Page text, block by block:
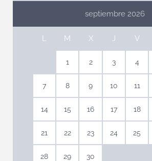
septiembre 2026
L M X J V
1 2 3 4
7 8 9 10 11
14 15 16 17 18
21 22 23 24 25
28 29 30